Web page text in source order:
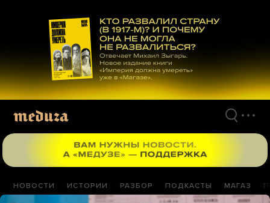
материалам
НОВОСТИ ИСТОРИИ РАЗБОР ПОДКАСТЫ МАГАЗ